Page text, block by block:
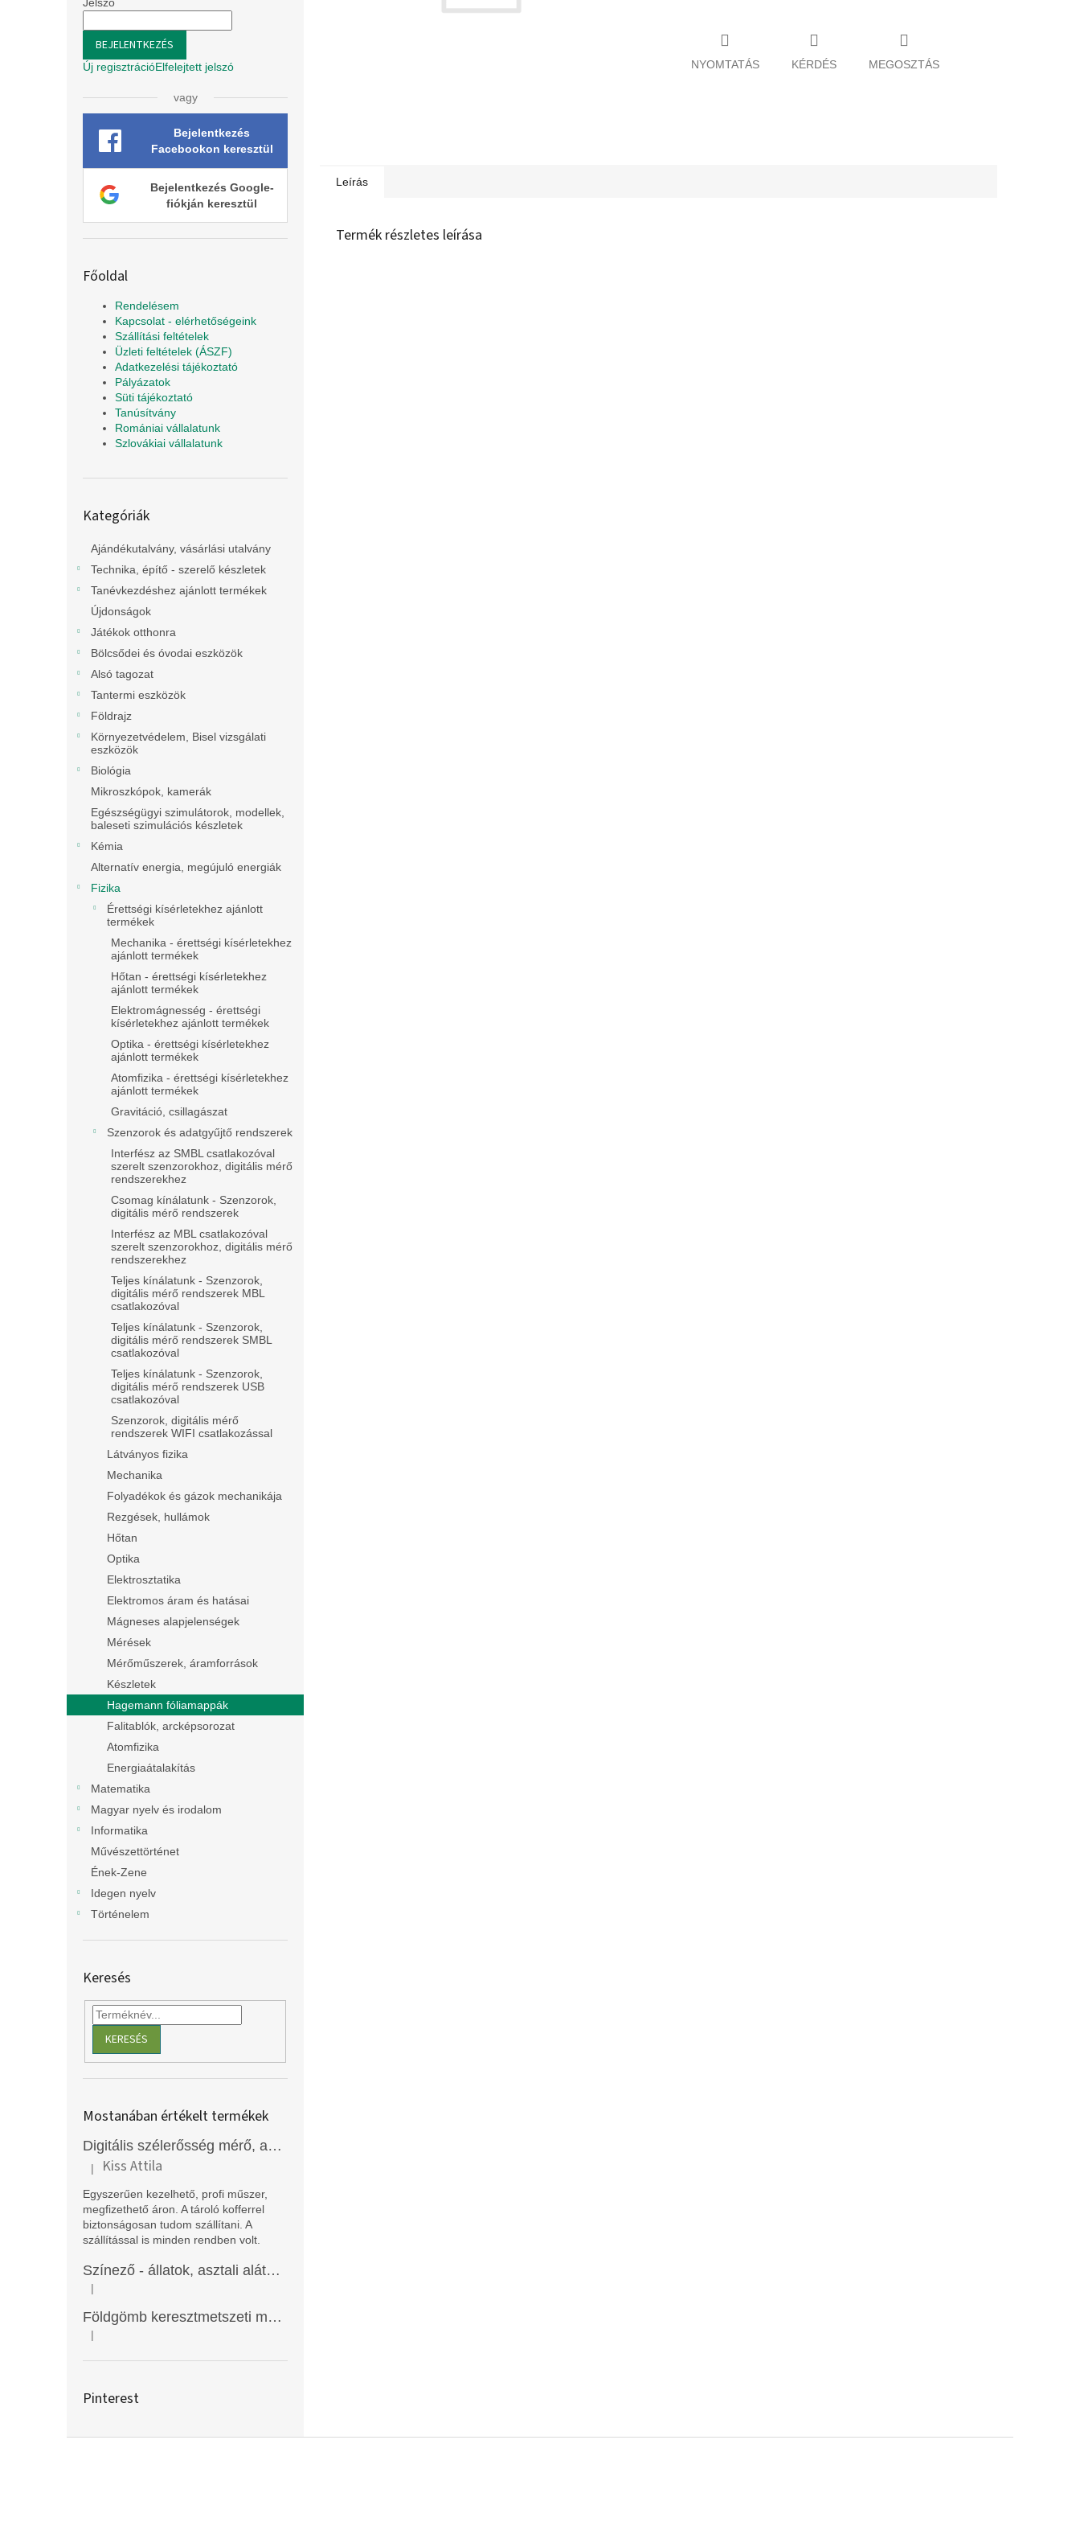
BEJELENTKEZÉS
Új regisztrációElfelejtett jelszó
vagy
Bejelentkezés
Facebookon keresztül
Bejelentkezés Google-
fiókján keresztül
Főoldal
Rendelésem
Kapcsolat - elérhetőségeink
Szállítási feltételek
Üzleti feltételek (ÁSZF)
Adatkezelési tájékoztató
Pályázatok
Süti tájékoztató
Tanúsítvány
Romániai vállalatunk
Szlovákiai vállalatunk
átugrása
Kategóriák
Ajándékutalvány, vásárlási utalvány
Technika, építő - szerelő készletek
Tanévkezdéshez ajánlott termékek
Újdonságok
Játékok otthonra
Bölcsődei és óvodai eszközök
Alsó tagozat
Tantermi eszközök
Földrajz
Környezetvédelem, Bisel vizsgálati
eszközök
Biológia
Mikroszkópok, kamerák
Egészségügyi szimulátorok, modellek,
baleseti szimulációs készletek
Kémia
Alternatív energia, megújuló energiák
Fizika
Érettségi kísérletekhez ajánlott
termékek
Mechanika - érettségi kísérletekhez
ajánlott termékek
Hőtan - érettségi kísérletekhez
ajánlott termékek
Elektromágnesség - érettségi
kísérletekhez ajánlott termékek
Optika - érettségi kísérletekhez
ajánlott termékek
Atomfizika - érettségi kísérletekhez
ajánlott termékek
Gravitáció, csillagászat
Szenzorok és adatgyűjtő rendszerek
Interfész az SMBL csatlakozóval
szerelt szenzorokhoz, digitális mérő
rendszerekhez
Csomag kínálatunk - Szenzorok,
digitális mérő rendszerek
Interfész az MBL csatlakozóval
szerelt szenzorokhoz, digitális mérő
rendszerekhez
Teljes kínálatunk - Szenzorok,
digitális mérő rendszerek MBL
csatlakozóval
Teljes kínálatunk - Szenzorok,
digitális mérő rendszerek SMBL
csatlakozóval
Teljes kínálatunk - Szenzorok,
digitális mérő rendszerek USB
csatlakozóval
Szenzorok, digitális mérő
rendszerek WIFI csatlakozással
Látványos fizika
Mechanika
Folyadékok és gázok mechanikája
Rezgések, hullámok
Hőtan
Optika
Elektrosztatika
Elektromos áram és hatásai
Mágneses alapjelenségek
Mérések
Mérőműszerek, áramforrások
Készletek
Hagemann fóliamappák
Falitablók, arcképsorozat
Atomfizika
Energiaátalakítás
Matematika
Magyar nyelv és irodalom
Informatika
Művészettörténet
Ének-Zene
Idegen nyelv
Történelem
Keresés
KERESÉS
Mostanában értékelt termékek
Digitális szélerősség mérő, anemométer, EM2250
A termék értékelése 5-ből 5 csillag.
| Kiss Attila
Egyszerűen kezelhető, profi műszer,
megfizethető áron. A tároló kofferrel
biztonságosan tudom szállítani. A
szállítással is minden rendben volt.
Színező - állatok, asztali alátét, Funny Mat
A termék értékelése 5-ből 5 csillag.
|
Földgömb keresztmetszeti modell
A termék értékelése 5-ből 5 csillag.
|
Pinterest
NYOMTATÁS KÉRDÉS MEGOSZTÁS
Leírás
Termék részletes leírása